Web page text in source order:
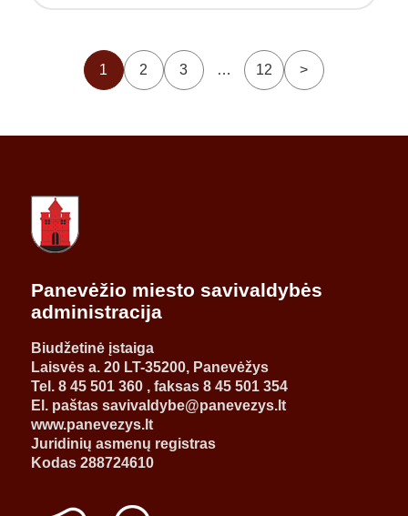
1 2 3 … 12 >
Panevėžio miesto savivaldybės
administracija
Biudžetinė įstaiga
Laisvės a. 20 LT-35200, Panevėžys
Tel. 8 45 501 360 , faksas 8 45 501 354
El. paštas savivaldybe@panevezys.lt
www.panevezys.lt
Juridinių asmenų registras
Kodas 288724610